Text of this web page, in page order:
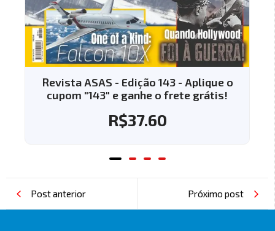
Revista ASAS - Edição 143 - Aplique o
cupom "143" e ganhe o frete grátis!
R$37.60
Post anterior Próximo post